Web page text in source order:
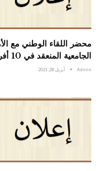
محضر اللقاء الوطني مع
الجامعية المنعقد في 10 أفريل 2021
Admin أبريل 28, 2021